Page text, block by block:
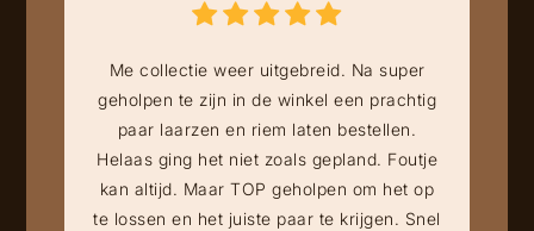
Me collectie weer uitgebreid. Na super
geholpen te zijn in de winkel een prachtig
paar laarzen en riem laten bestellen.
Helaas ging het niet zoals gepland. Foutje
kan altijd. Maar TOP geholpen om het op
te lossen en het juiste paar te krijgen. Snel